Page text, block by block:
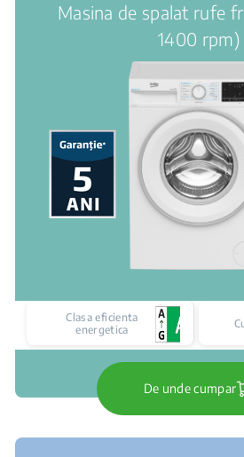
Masina de spalat rufe
1400 rpm)
Clasa eficienta
energetica
De unde cumpar